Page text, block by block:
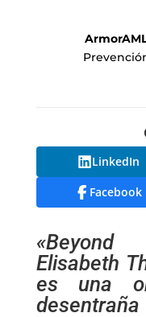
LinkedIn
Facebook
«Beyond
Elisabeth
es una